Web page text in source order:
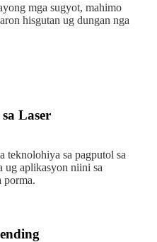
mga sugyot, mahimo
hisgutan ug dungan nga
Laser
teknolohiya sa pagputol sa
ug aplikasyon niini sa
porma.